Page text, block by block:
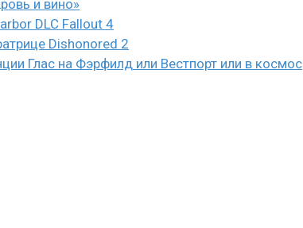
и вино»
DLC Fallout 4
Dishonored 2
Глас на Фэрфилд или Вестпорт или в космос